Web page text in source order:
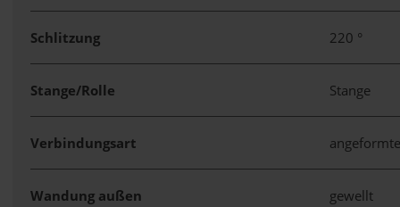
Schlitzung 220 °
Stange/Rolle Stange
Verbindungsart
Wandung außen gewellt